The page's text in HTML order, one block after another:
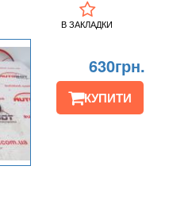
630грн.
КУПИТИ
В ЗАКЛАДКИ